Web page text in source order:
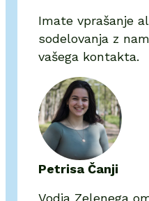
Imate vprašanje
sodelovanja z
vašega kontakta.
Petrisa Čanji